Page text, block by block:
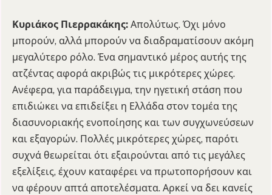
Κυριάκος Πιερρακάκης: Απολύτως. Όχι μόνο
μπορούν, αλλά μπορούν να διαδραματίσουν ακόμη
μεγαλύτερο ρόλο. Ένα σημαντικό μέρος αυτής της
ατζέντας αφορά ακριβώς τις μικρότερες χώρες.
Ανέφερα, για παράδειγμα, την ηγετική στάση που
επιδιώκει να επιδείξει η Ελλάδα στον τομέα της
διασυνοριακής ενοποίησης και των συγχωνεύσεων
και εξαγορών. Πολλές μικρότερες χώρες, παρότι
συχνά θεωρείται ότι εξαιρούνται από τις μεγάλες
εξελίξεις, έχουν καταφέρει να πρωτοπορήσουν και
να φέρουν απτά αποτελέσματα. Αρκεί να δει κανείς